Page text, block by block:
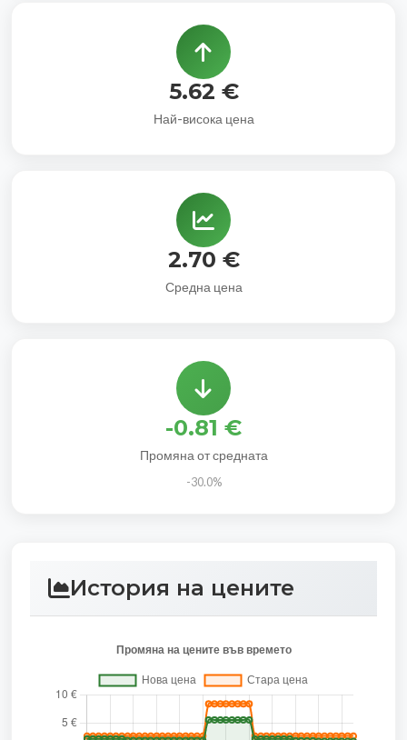
5.62 €
Най-висока цена
2.70 €
Средна цена
-0.81 €
Промяна от средната
-30.0%
История на цените